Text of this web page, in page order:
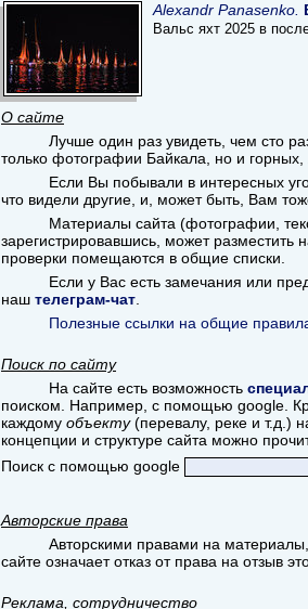
Alexandr Panasenko.
Вальс яхт 2025 в
О сайте
Лучше один раз увидеть, чем сто
только фотографии Байкала, но и горных,
Если Вы побывали в интересных
что видели другие, и, может быть, Вам
Материалы сайта (фотографии,
зарегистрировавшись, может
проверки помещаются в общие списки.
Если у Вас есть замечания или
наш телеграм-чат
Полезные ссылки на общие
Поиск по сайту
На сайте есть возможность
поиском. Например, с помощью google.
каждому объекту(перевалу, реке и т.д.)
концепции и структуре сайта можно
Поиск с помощью google
Авторские права
Авторскими правами на
сайте означает отказ от права на отзыв
Реклама, сотрудничество